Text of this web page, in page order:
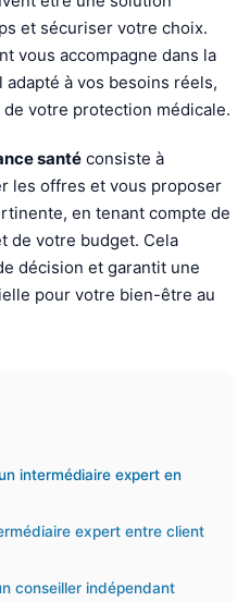
et sécuriser votre choix.
vous accompagne dans la
adapté à vos besoins réels,
votre protection médicale.
santé consiste à
les offres et vous proposer
en tenant compte de
de votre budget. Cela
décision et garantit une
pour votre bien-être au
intermédiaire expert en
expert entre client
conseiller indépendant